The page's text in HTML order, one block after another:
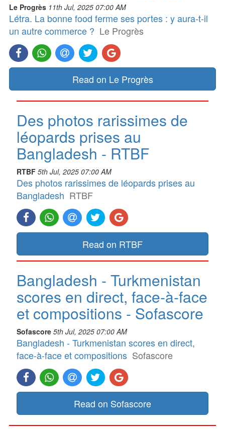
Le Progrès 11th Jul, 2025 07:00 AM
Létra. La bonne food ferme ses portes : y aura-t-il
un autre commerce ? Le Progrès
Read on Le Progrès
Des photos rarissimes de
léopards prises au
Bangladesh - RTBF
RTBF 5th Jul, 2025 07:00 AM
Des photos rarissimes de léopards prises au
Bangladesh RTBF
Read on RTBF
Bangladesh - Turkmenistan
scores en direct, face-à-face
et compositions - Sofascore
Sofascore 5th Jul, 2025 07:00 AM
Bangladesh - Turkmenistan scores en direct,
face-à-face et compositions Sofascore
Read on Sofascore